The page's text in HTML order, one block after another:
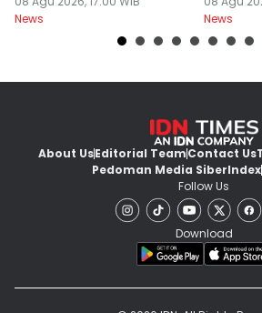
News
News
About UsEditorial TeamContact Us
Pedoman Media SiberIndex
Follow Us
Download